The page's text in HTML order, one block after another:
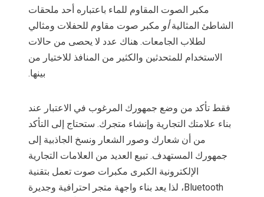
مكبر الصوت المقاوم للماء باعتباره أحد ملحقات
الشاطئ المثاليةأو مكبر صوت مقاوم للحفلات ومثالي
لطلاب الجامعات. هناك عدد لا يحصى من حالات
الاستخدام للمتحدثين والكثير من المنافذ للاختيار من
بينها.
فقط تأكد من وضع جمهورك المرغوب في الاعتبار عند
بناء علامتك التجارية وإنشاء متجرك. ستحتاج إلى التأكد
من أن شعارك وصور الشعار ونسخ الجاذبية إلى
جمهورك المستهدف. تبيع العديد من العلامات التجارية
الإلكترونية الكبرى مكبرات صوت تعمل بتقنية
Bluetooth، لذا يعد بناء واجهة متجر احترافية وجديرة